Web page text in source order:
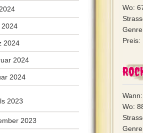
Wo:
Preis:
Wo:
2024
2024
2024
2024
2023
2023